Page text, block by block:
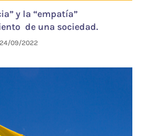
y la “empatía”
de una sociedad.
24/09/2022